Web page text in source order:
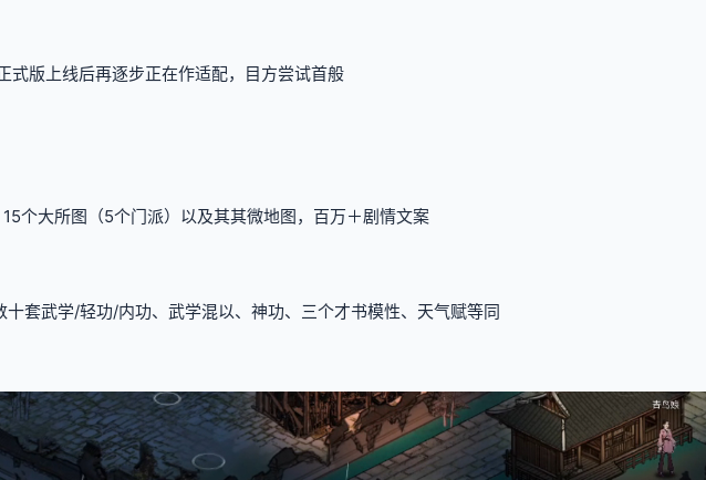
式版上线后再逐步正在作适配，目方尝试首般
个大所图（5个门派）以及其其微地图，百万＋剧情文案
十套武学/轻功/内功、武学混以、神功、三个才书模性、天气赋等同